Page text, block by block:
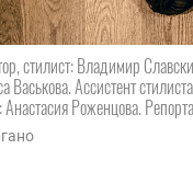
стилист: Владимир
Васькова. Ассистент
Анастасия Роженцова.